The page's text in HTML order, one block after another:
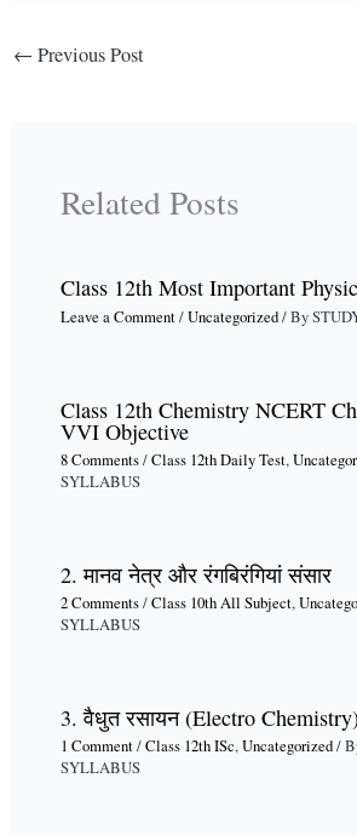
← Previous Post
Related Posts
Class 12th Most Important
Leave a Comment/Uncategorized/ By
Class 12th Chemistry NCERT
VVI Objective
8 Comments/Class 12th Daily Test,
SYLLABUS
2. मानव नेत्र और रंगबिरंगियां संसार
2 Comments/Class 10th All Subject,
SYLLABUS
3. वैधुत रसायन (Electro
1 Comment/Class 12th ISc,Uncategorized/
SYLLABUS